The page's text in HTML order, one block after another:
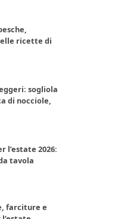
ricette di
sogliola
di nocciole,
l’estate 2026:
tavola
farciture e